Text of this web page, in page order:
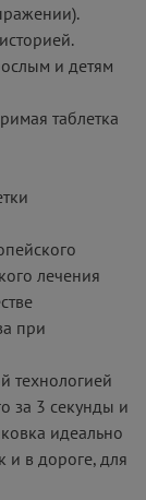
и детям
таблетка
лечения
при
технологией
за 3 секунды и
идеально
и в дороге, для